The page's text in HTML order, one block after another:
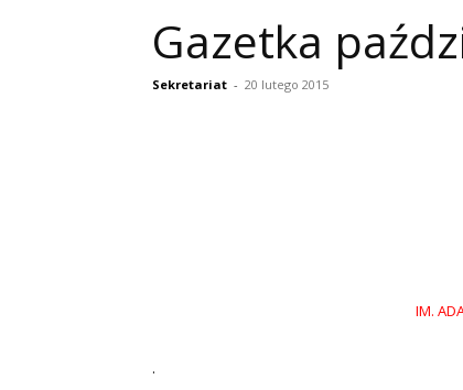
Gazetka
Sekretariat - 20 lutego 2015
IM.
.